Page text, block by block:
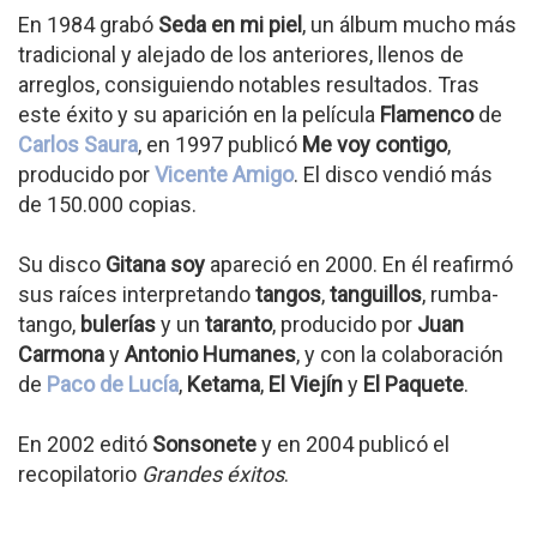
En 1984 grabó Seda en mi piel , un álbum mucho más
tradicional y alejado de los anteriores, llenos de
arreglos, consiguiendo notables resultados. Tras
este éxito y su aparición en la película Flamencode
Carlos Saura, en 1997 publicó Me voy contigo,
producido porVicente Amigo. El disco vendió más
de 150.000 copias.
Su disco Gitana soy apareció en 2000. En él reafirmó
sus raíces interpretandotangos,tanguillos, rumba-
tango, buleríasy un taranto, producido por Juan
CarmonayAntonio Humanes, y con la colaboración
de Paco de Lucía, Ketama, El Viejíny El Paquete.
En 2002 editó Sonsonetey en 2004 publicó el
recopilatorio Grandes éxitos.